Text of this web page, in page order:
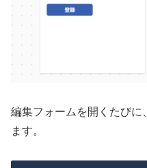
編集フォームを開くたびに
ます。